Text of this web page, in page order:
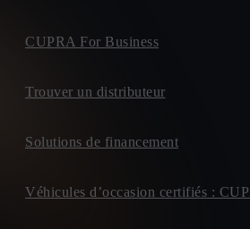
CUPRA For Business
Trouver un distributeur
Solutions de financement
Véhicules d’occasion certifiés :